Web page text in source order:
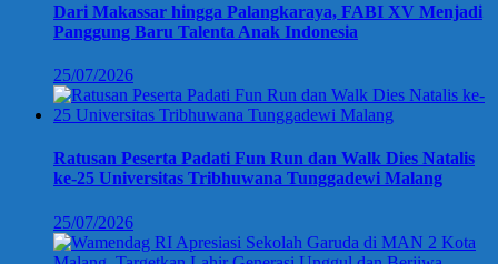
Dari Makassar hingga Palangkaraya, FABI XV Menjadi
Panggung Baru Talenta Anak Indonesia
25/07/2026
Ratusan Peserta Padati Fun Run dan Walk Dies Natalis
ke-25 Universitas Tribhuwana Tunggadewi Malang
25/07/2026